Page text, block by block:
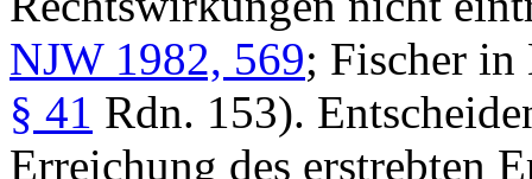
NJW 1982, 569; Fischer in
§ 41 Rdn. 153).
Erreichung des erstrebten